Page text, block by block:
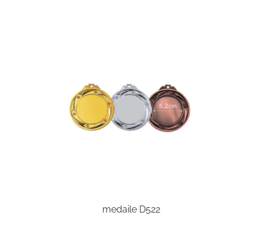
medaile D522